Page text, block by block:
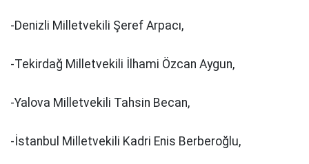
-Denizli Milletvekili Şeref Arpacı,
-Tekirdağ Milletvekili İlhami Özcan Aygun,
-Yalova Milletvekili Tahsin Becan,
-İstanbul Milletvekili Kadri Enis Berberoğlu,